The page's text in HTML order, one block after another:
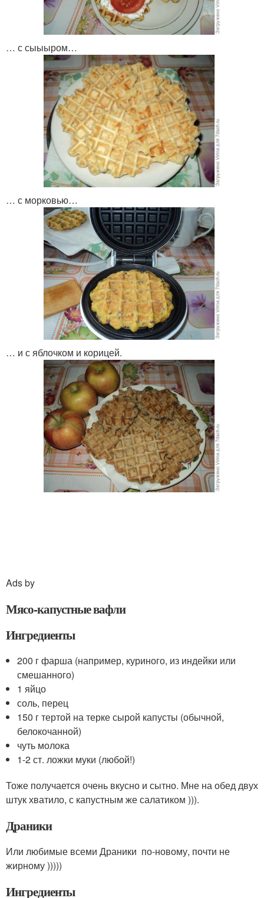
… с сыыыром…
… с морковью…
… и с яблочком и корицей.
Ads by
Мясо-капустные вафли
Ингредиенты
200 г фарша (например, куриного, из индейки или
смешанного)
1 яйцо
соль, перец
150 г тертой на терке сырой капусты (обычной,
белокочанной)
чуть молока
1-2 ст. ложки муки (любой!)
Тоже получается очень вкусно и сытно. Мне на обед двух
штук хватило, с капустным же салатиком ))).
Драники
Или любимые всеми Драники по-новому, почти не
жирному )))))
Ингредиенты